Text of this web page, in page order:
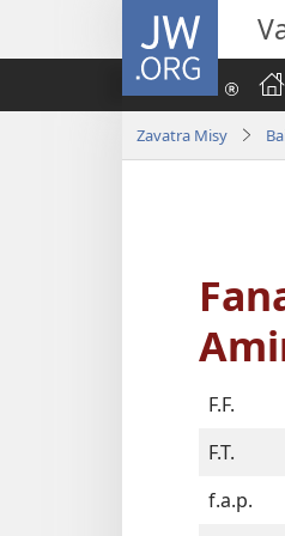
JW.ORG
Zavatra Misy
F.F.
F.T.
f.a.p.